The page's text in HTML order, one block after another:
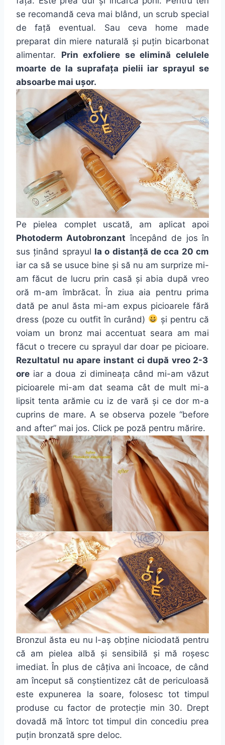
se recomandă ceva mai blând, un scrub special
de față eventual. Sau ceva home made
preparat din miere naturală și puțin bicarbonat
alimentar. Prin exfoliere se elimină celulele
moarte de la suprafața pielii iar sprayul se
absoarbe mai ușor.
Pe pielea complet uscată, am aplicat apoi
Photoderm Autobronzant începând de jos în
sus ținând sprayul la o distanță de cca 20 cm
iar ca să se usuce bine și să nu am surprize mi-
am făcut de lucru prin casă și abia după vreo
oră m-am îmbrăcat. În ziua aia pentru prima
dată pe anul ăsta mi-am expus picioarele fără
dress (poze cu outfit în curând)
și pentru că
voiam un bronz mai accentuat seara am mai
făcut o trecere cu sprayul dar doar pe picioare.
Rezultatul nu apare instant ci după vreo 2-3
ore iar a doua zi dimineața când mi-am văzut
picioarele mi-am dat seama cât de mult mi-a
lipsit tenta arămie cu iz de vară și ce dor m-a
cuprins de mare. A se observa pozele “before
and after” mai jos. Click pe poză pentru mărire.
Bronzul ăsta eu nu l-aș obține niciodată pentru
că am pielea albă și sensibilă și mă roșesc
imediat. În plus de câțiva ani încoace, de când
am început să conștientizez cât de periculoasă
este expunerea la soare, folosesc tot timpul
produse cu factor de protecție min 30. Drept
dovadă mă întorc tot timpul din concediu prea
puțin bronzată spre deloc.